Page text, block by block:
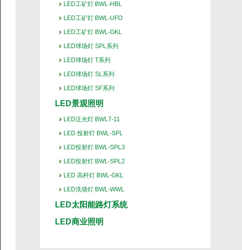
LED工矿灯 BWL-HBL
LED工矿灯 BWL-UFO
LED工矿灯 BWL-GKL
LED球场灯 SPL系列
LED球场灯 T系列
LED球场灯 SL系列
LED球场灯 SF系列
LED景观照明
LED泛光灯 BWL7-11
LED 投射灯 BWL-SPL
LED投射灯 BWL-SPL3
LED投射灯 BWL-SPL2
LED 高杆灯 BWL-GKL
LED洗墙灯 BWL-WWL
LED太阳能路灯系统
LED商业照明